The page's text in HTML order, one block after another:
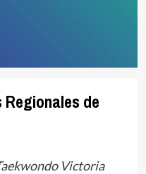
de
Victoria